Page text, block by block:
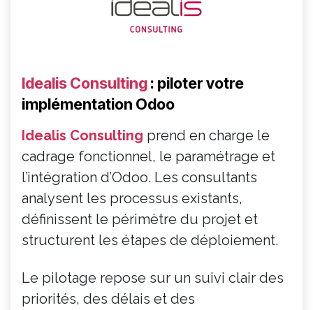
Idealis Consulting: piloter votre
implémentation Odoo
Idealis Consulting prend en charge le
cadrage fonctionnel, le paramétrage et
l’intégration d’Odoo. Les consultants
analysent les processus existants,
définissent le périmètre du projet et
structurent les étapes de déploiement.
Le pilotage repose sur un suivi clair des
priorités, des délais et des